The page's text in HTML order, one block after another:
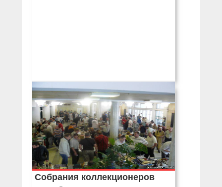
Собрания коллекционеров